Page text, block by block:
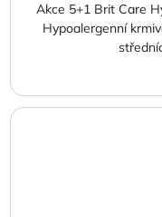
Akce 5+1 Brit Care
Hypoalergenní